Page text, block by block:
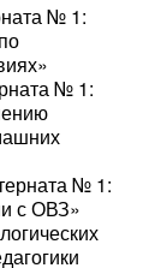
№ 1:
№ 1:
№ 1:
с ОВЗ»